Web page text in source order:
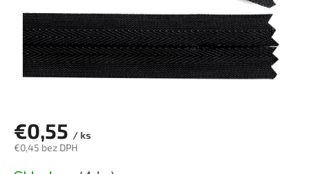
€0,55 / ks
€0,45 bez DPH